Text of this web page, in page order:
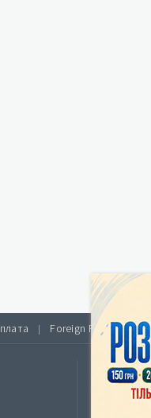
| Foreign Rights |
46018,